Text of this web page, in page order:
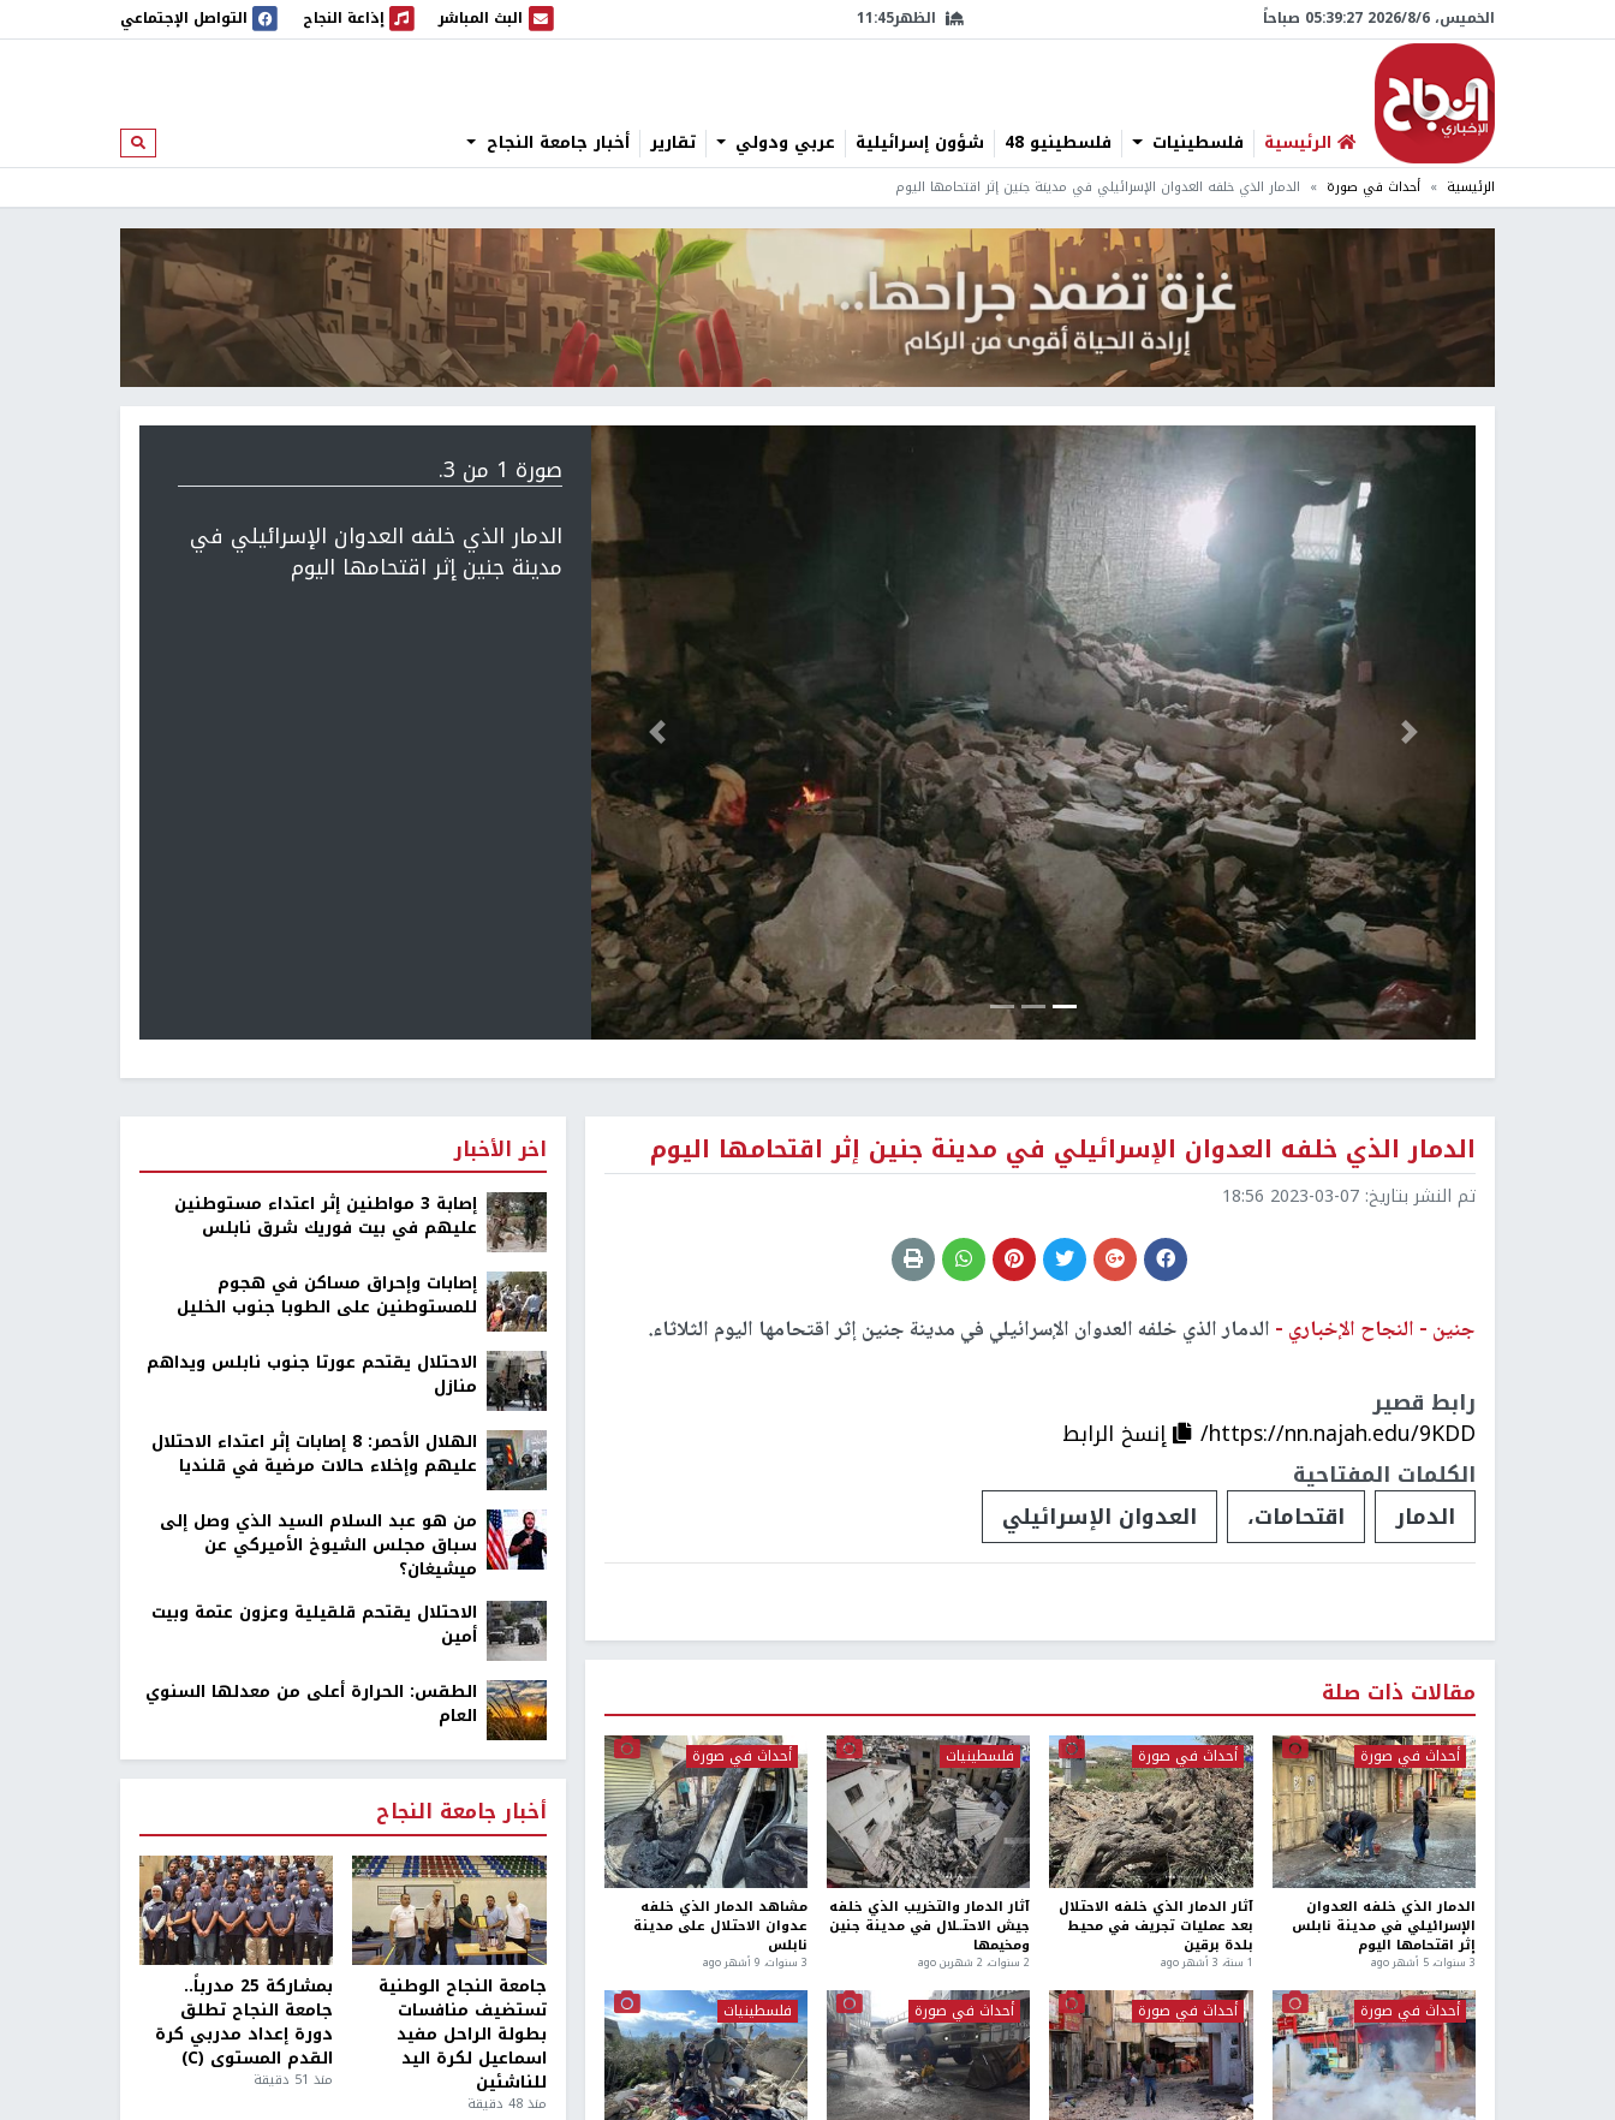
الخميس، 6/‏8/‏2026 05:39:28 صباحاً الظهر11:45 البث المباشر
البث المباشر إذاعة النجاح
إذاعة النجاح التواصل الإجتماعي
الرئيسية فلسطينيات فلسطينيو 48 شؤون إسرائيلية عربي ودولي تقارير أخبار جامعة النجاح ابحث
الرئيسية أحداث في صورة الدمار الذي خلفه العدوان الإسرائيلي في مدينة جنين إثر اقتحامها اليوم
صورة 1 من 3.
الدمار الذي خلفه العدوان الإسرائيلي في
مدينة جنين إثر اقتحامها اليوم
Previous التالي
الدمار الذي خلفه العدوان الإسرائيلي في مدينة جنين إثر اقتحامها اليوم
تم النشر بتاريخ: 2023-03-07 18:56
جنين - النجاح الإخباري - الدمار الذي خلفه العدوان الإسرائيلي في مدينة جنين إثر اقتحامها اليوم الثلاثاء.
رابط قصير
https://nn.najah.edu/9KDD/
إنسخ الرابط
الكلمات المفتاحية
الدمار
اقتحامات، العدوان الإسرائيلي
مقالات ذات صلة
أحداث في صورة
الدمار الذي خلفه العدوان
الإسرائيلي في مدينة نابلس
إثر اقتحامها اليوم
3 سنوات، 5 أشهر ago
أحداث في صورة
آثار الدمار الذي خلفه الاحتلال
بعد عمليات تجريف في محيط
بلدة برقين
1 سنة، 3 أشهر ago
فلسطينيات
آثار الدمار والتخريب الذي خلفه
جيش الاحتــلال في مدينة جنين
ومخيمها
2 سنوات، 2 شهرين ago
أحداث في صورة
مشاهد الدمار الذي خلفه
عدوان الاحتلال على مدينة
نابلس
3 سنوات، 9 أشهر ago
أحداث في صورة أحداث في صورة أحداث في صورة فلسطينيات
اخر الأخبار
إصابة 3 مواطنين إثر اعتداء مستوطنين
عليهم في بيت فوريك شرق نابلس
إصابات وإحراق مساكن في هجوم
للمستوطنين على الطوبا جنوب الخليل
الاحتلال يقتحم عورتا جنوب نابلس ويداهم
منازل
الهلال الأحمر: 8 إصابات إثر اعتداء الاحتلال
عليهم وإخلاء حالات مرضية في قلنديا
من هو عبد السلام السيد الذي وصل إلى
سباق مجلس الشيوخ الأميركي عن
ميشيغان؟
الاحتلال يقتحم قلقيلية وعزون عتمة وبيت
أمين
الطقس: الحرارة أعلى من معدلها السنوي
العام
أخبار جامعة النجاح
جامعة النجاح الوطنية
تستضيف منافسات
بطولة الراحل مفيد
اسماعيل لكرة اليد
للناشئين
منذ 48 دقيقة
بمشاركة 25 مدرباً..
جامعة النجاح تطلق
دورة إعداد مدربي كرة
القدم المستوى (C)
منذ 51 دقيقة